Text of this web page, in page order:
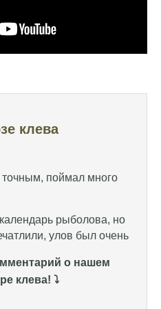
клева
иногда работает,
рыболова, но
улов был очень
Рыбалка прошла
и налима
этим прогнозом,
активных хищников
о нашем
клева! ⤵️